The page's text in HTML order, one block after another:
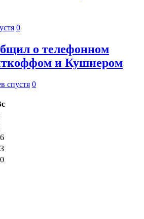
0
о телефонном
и Кушнером
спустя 0